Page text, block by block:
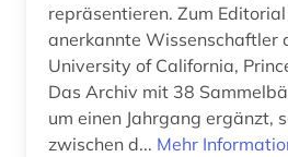
musik (1)
nanotechnologie (3)
nasa (1)
repräsentieren. Zum
anerkannte Wissenschaftler
University of California,
Das Archiv mit 38
um einen Jahrgang ergänzt,
zwischen d... Mehr